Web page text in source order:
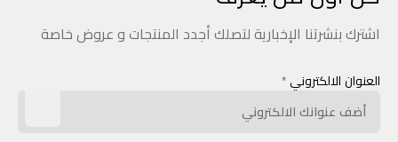
اشترك بنشرتنا الإخبارية لتصلك أجدد المنتجات و عروض خاصة
العنوان الالكتروني *